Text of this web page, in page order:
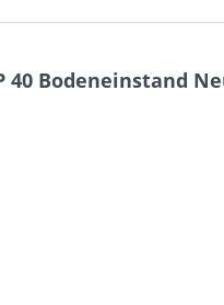
Bodeneinstand